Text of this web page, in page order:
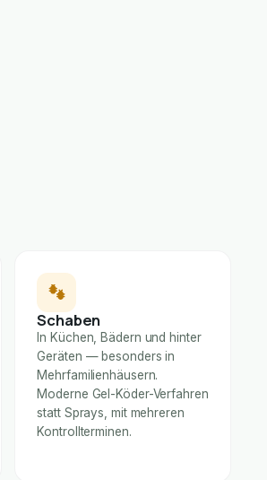
Schaben
In Küchen, Bädern und hinter
Geräten — besonders in
Mehrfamilienhäusern.
Moderne Gel-Köder-Verfahren
statt Sprays, mit mehreren
Kontrollterminen.